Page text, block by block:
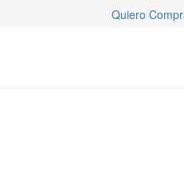
Quiero